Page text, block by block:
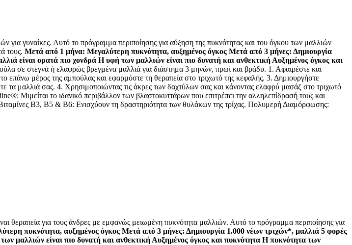
Αυτό το πρόγραμμα περιποίησης για αύξηση της πυκνότητας και του όγκου των μαλλιών
τους. Μετά από 1 μήνα: Μεγαλύτερη πυκνότητα, αυξημένος όγκος Μετά από 3 μήνες: Δημιουργία
είναι ορατά πιο χονδρά Η υφή των μαλλιών είναι πιο δυνατή και ανθεκτική Αυξημένος όγκος και
σε στεγνά ή ελαφρώς βρεγμένα μαλλιά για διάστημα 3 μηνών, πρωί και βράδυ. 1. Αφαιρέστε και
μέρος της αμπούλας και εφαρμόστε τη θεραπεία στο τριχωτό της κεφαλής. 3. Δημιουργήστε
μαλλιά σας. 4. Χρησιμοποιώντας τις άκρες των δαχτύλων σας και κάνοντας ελαφρύ μασάζ στο τριχωτό
Μιμείται το ιδανικό περιβάλλον των βλαστοκυττάρων που επιτρέπει την αλληλεπίδρασή τους και
B3, B5 & B6: Ενισχύουν τη δραστηριότητα των θυλάκων της τρίχας. Πολυμερή Διαμόρφωσης:
για τους άνδρες με εμφανώς μειωμένη πυκνότητα μαλλιών. Αυτό το πρόγραμμα περιποίησης για
πυκνότητα, αυξημένος όγκος Μετά από 3 μήνες: Δημιουργία 1.000 νέων τριχών*, μαλλιά 5 φορές
μαλλιών είναι πιο δυνατή και ανθεκτική Αυξημένος όγκος και πυκνότητα Η πυκνότητα των